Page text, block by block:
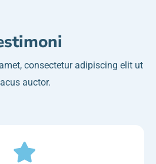
consectetur adipiscing elit ut
lacus auctor.